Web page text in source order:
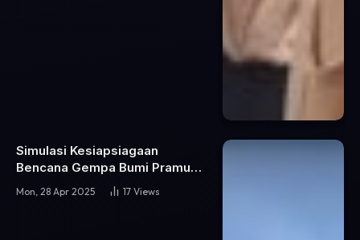
Simulasi Kesiapsiagaan
Bencana Gempa Bumi Pramuka
SMA Negeri 46 Jakarta
Mon, 28 Apr 2025 17 Views